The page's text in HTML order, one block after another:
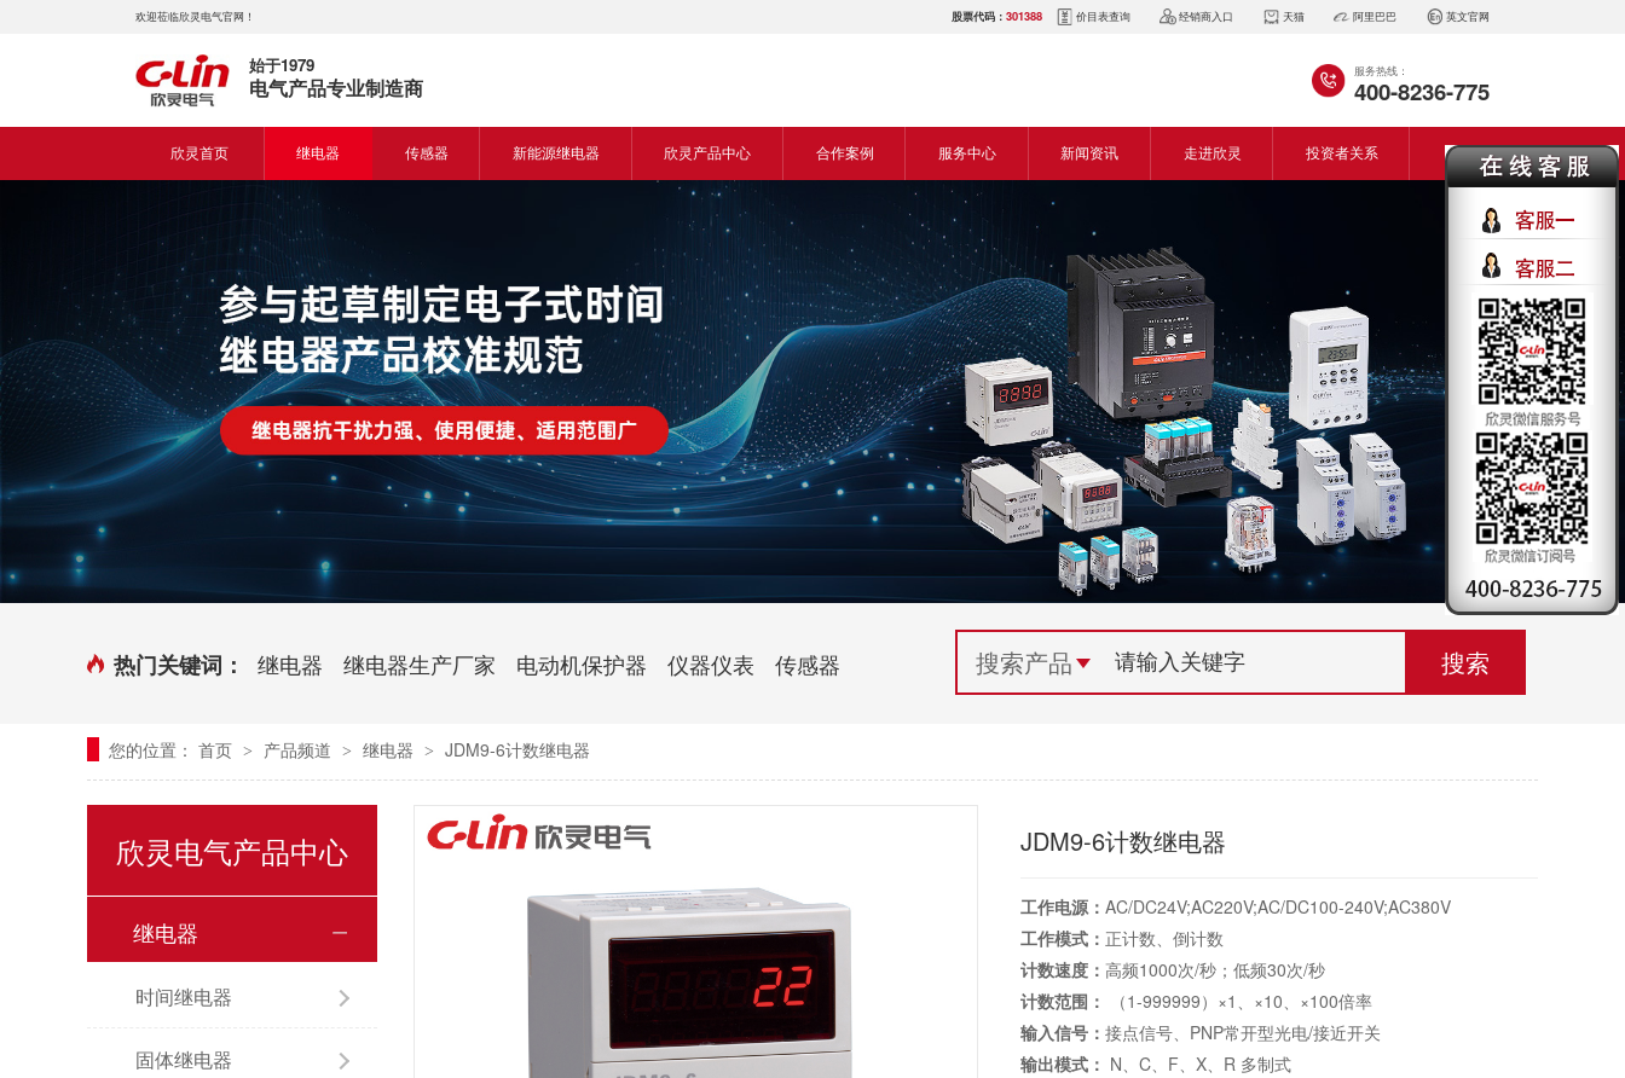
价目表查询 经销商入口 天猫 阿里巴巴 英文官网
欢迎莅临欣灵电气官网！ 股票代码：301388
始于1979
电气产品专业制造商
服务热线：
400-8236-775
欣灵首页 继电器
时间继电器
固体继电器
计数继电器
液位继电器
电磁继电器及插座
时控开关
新能源继电器
传感器
光电开关
编码器
热电偶
热电阻
新能源继电器
新能源直流继电器
欣灵产品中心
传感器
电气传动与控制
仪器仪表
开关
配电控制
合作案例
食品机械行业
机床行业
塑料机械行业
建筑机械行业
包装机械行业
纺织机械行业
服务中心
营销网络
服务热线
电商平台
下载中心
视频中心
电气百科
常见问题
技术支持
新闻资讯
新闻动态
展会资讯
电气百科
常见问答
走进欣灵
董事长致词
企业风采
专利证书
生产设备
荣誉资质
组织机构
联系欣灵
投资者关系
热门关键词： 继电器 继电器生产厂家 电动机保护器 仪器仪表 传感器
您的位置： 首页 > 产品频道 > 继电器 > JDM9-6计数继电器
JDM9-6计数继电器
工作电源：AC/DC24V;AC220V;AC/DC100-240V;AC380V
工作模式： 正计数、倒计数
计数速度：高频1000次/秒；低频30次/秒
计数范围：
（1-999999）×1、×10、×100倍率
输入信号：接点信号、PNP常开型光电/接近开关
输出模式： N、C、F、X、R 多制式
欣灵电气产品中心
继电器
时间继电器
固体继电器